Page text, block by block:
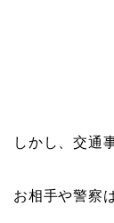
しかし、交通
お相手や警察